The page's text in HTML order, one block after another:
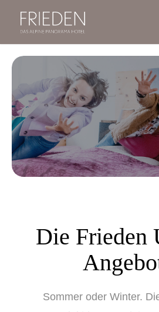
Die Frieden
Sommer oder Winter.